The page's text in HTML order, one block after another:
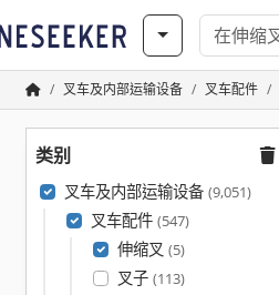
叉车及内部运输设备 叉车配件
类别
叉车及内部运输设备 (9,051)
叉车配件 (547)
伸缩叉 (5)
叉子 (113)